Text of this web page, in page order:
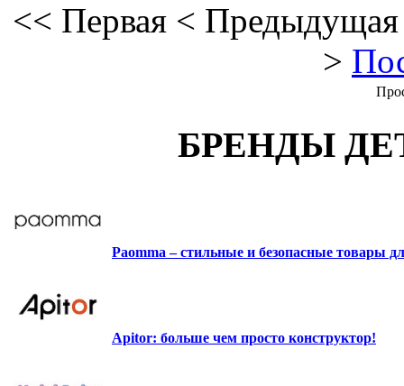
<< Первая< Предыдущая
>
БРЕНДЫ
Paomma – стильные и безопасные товары
Apitor: больше чем просто конструктор!